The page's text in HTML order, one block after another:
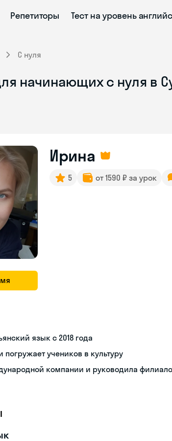
Репетиторы Тест на уровень
С нуля
начинающих с нуля в
Ирина
5 от 1590 ₽ за урок
язык с 2018 года
погружает учеников в культуру
компании и руководила